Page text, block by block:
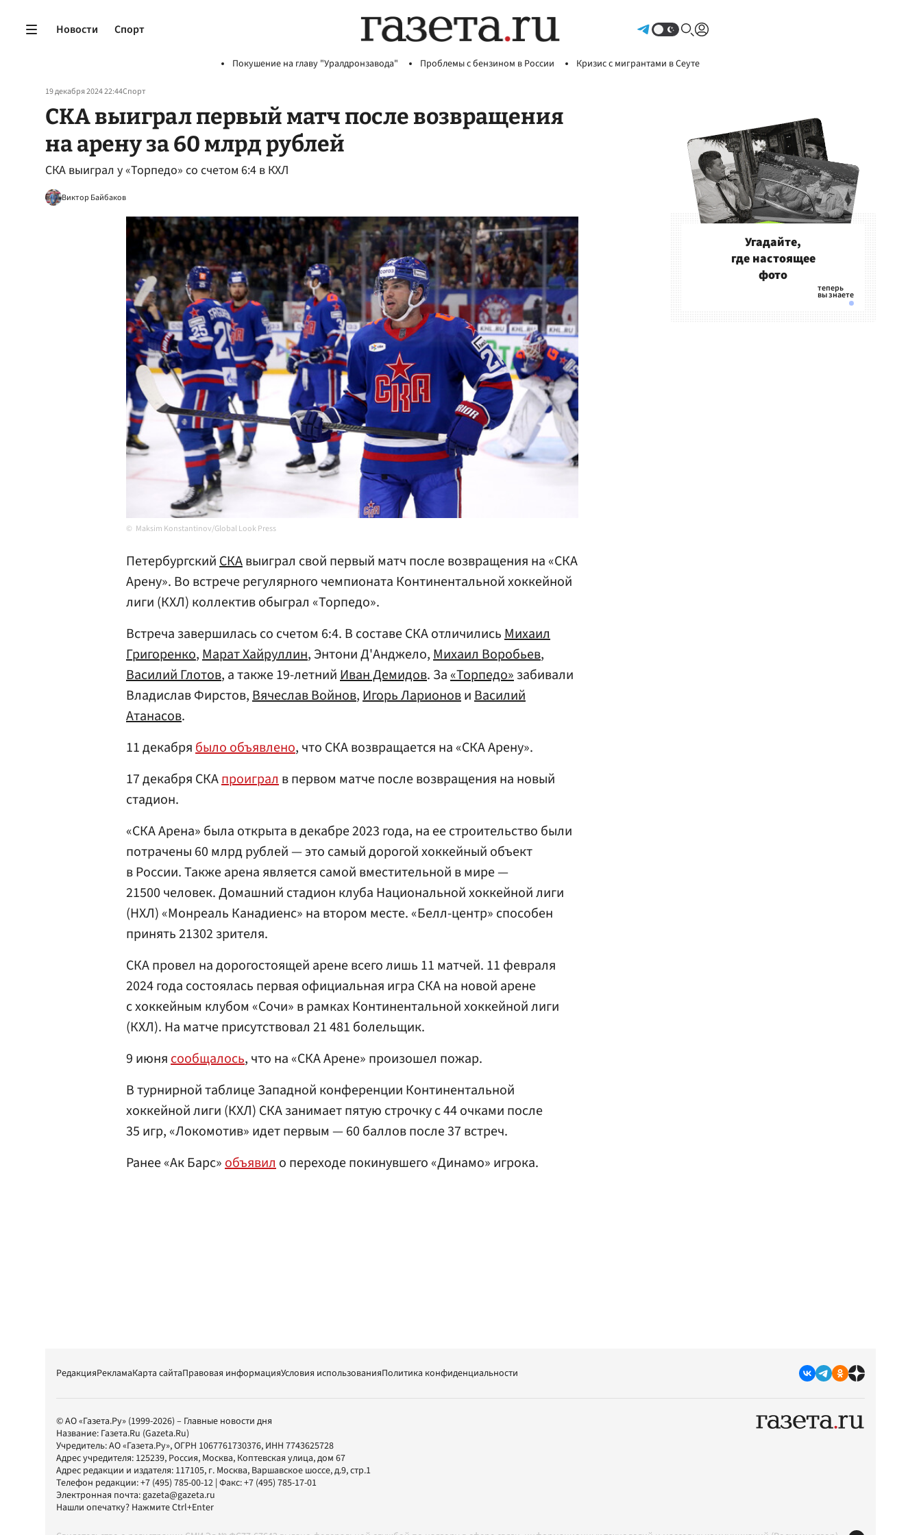
Новости Спорт
Покушение на главу "Уралдронзавода" Проблемы с бензином в России Кризис с мигрантами в Сеуте
19 декабря 2024 22:44Спорт
СКА выиграл первый матч после возвращения
на арену за 60 млрд рублей
СКА выиграл у «Торпедо» со счетом 6:4 в КХЛ
Виктор Байбаков
Maksim Konstantinov/Global Look Press
ПетербургскийСКАвыиграл свой первый матч после возвращения на «СКА
Арену». Во встрече регулярного чемпионата Континентальной хоккейной
лиги (КХЛ) коллектив обыграл «Торпедо».
Встреча завершилась со счетом 6:4. В составе СКА отличилисьМихаил
Григоренко,Марат Хайруллин, Энтони Д'Анджело,Михаил Воробьев,
Василий Глотов, а также 19-летнийИван Демидов. За«Торпедо»забивали
Владислав Фирстов,Вячеслав Войнов,Игорь ЛарионовиВасилий
Атанасов.
11 декабрябыло объявлено, что СКА возвращается на «СКА Арену».
17 декабря СКАпроигралв первом матче после возвращения на новый
стадион.
«СКА Арена» была открыта в декабре 2023 года, на ее строительство были
потрачены 60 млрд рублей — это самый дорогой хоккейный объект
в России. Также арена является самой вместительной в мире —
21500 человек. Домашний стадион клуба Национальной хоккейной лиги
(НХЛ) «Монреаль Канадиенс» на втором месте. «Белл-центр» способен
принять 21302 зрителя.
СКА провел на дорогостоящей арене всего лишь 11 матчей. 11 февраля
2024 года состоялась первая официальная игра СКА на новой арене
с хоккейным клубом «Сочи» в рамках Континентальной хоккейной лиги
(КХЛ). На матче присутствовал 21 481 болельщик.
9 июнясообщалось, что на «СКА Арене» произошел пожар.
В турнирной таблице Западной конференции Континентальной
хоккейной лиги (КХЛ) СКА занимает пятую строчку с 44 очками после
35 игр, «Локомотив» идет первым — 60 баллов после 37 встреч.
Ранее «Ак Барс»объявило переходе покинувшего «Динамо» игрока.
Угадайте,
где настоящее
фото
РедакцияРекламаКарта сайтаПравовая информацияУсловия использованияПолитика конфиденциальности
© АО «Газета.Ру» (1999-2026) – Главные новости дня
Название: Газета.Ru (Gazeta.Ru)
Учредитель:АО «Газета.Ру», ОГРН 1067761730376, ИНН 7743625728
Адрес учредителя: 125239, Россия, Москва, Коптевская улица, дом 67
Адрес редакции и издателя: 117105, г. Москва, Варшавское шоссе, д.9, стр.1
Телефон редакции:+7 (495) 785-00-12 | Факс:+7 (495) 785-17-01
Электронная почта:gazeta@gazeta.ru
Нашли опечатку? Нажмите Ctrl+Enter